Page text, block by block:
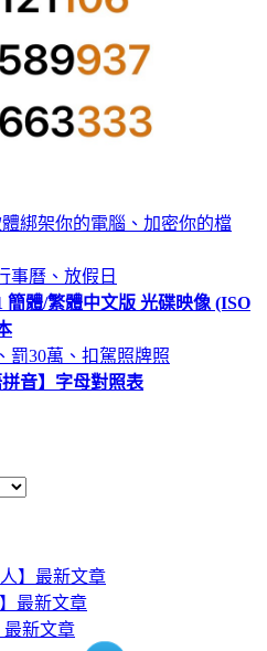
綁架你的電腦、加密你的檔
事曆、放假日
簡體/繁體中文版 光碟映像 (ISO
罰30萬、扣駕照牌照
拼音】字母對照表